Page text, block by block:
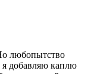
любопытство
добавляю каплю